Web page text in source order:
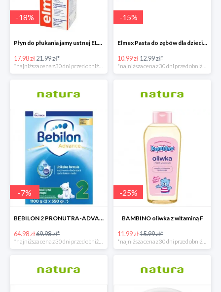
-18%
Płyn do płukania jamy ustnej ELMEX JUNIOR
17.98 zł21.99 zł*
*najniższa cena z 30 dni przed obniżką
-15%
Elmex Pasta do zębów dla dzieci z aminofluorkiem od 1 ząbka do 6 lat
10.99 zł12.99 zł*
*najniższa cena z 30 dni przed obniżką
-7%
BEBILON 2 PRONUTRA-ADVANCE mleko następne po 6. miesiącu 1100 G
64.98 zł69.98 zł*
-25%
BAMBINO oliwka z witaminą F
11.99 zł15.99 zł*